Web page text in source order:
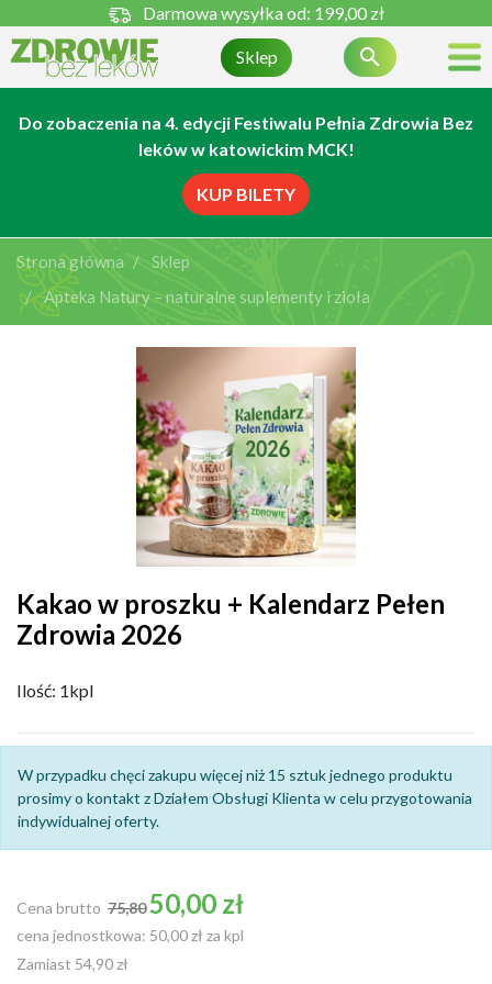
Darmowa wysyłka od: 199,00 zł
Sklep 
Do zobaczenia na 4. edycji Festiwalu Pełnia Zdrowia Bez
leków w katowickim MCK!
KUP BILETY
Strona główna
Sklep
Apteka Natury – naturalne suplementy i zioła
Kakao w proszku + Kalendarz Pełen
Zdrowia 2026
Ilość: 1kpl
W przypadku chęci zakupu więcej niż 15 sztuk jednego produktu
prosimy o kontakt z Działem Obsługi Klienta w celu przygotowania
indywidualnej oferty.
Cena brutto
Cena podstawowa
75,8050,00 zł
cena jednostkowa: 50,00 zł za kpl
Zamiast 54,90 zł